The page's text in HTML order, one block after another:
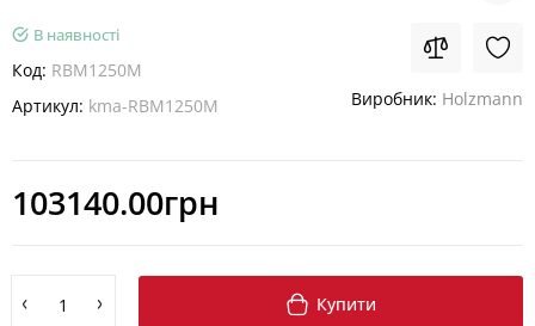
В наявності
Код: RBM1250M
Артикул: kma-RBM1250M Виробник: Holzmann
103140.00грн
Купити